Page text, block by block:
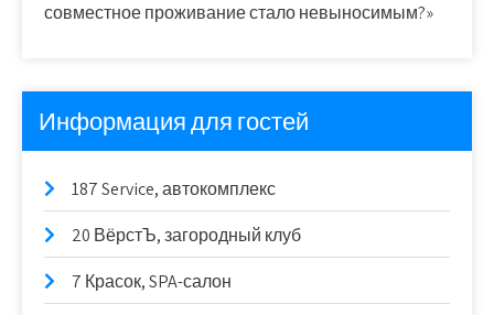
совместное проживание стало невыносимым?»
Информация для гостей
187 Service, автокомплекс
20 ВёрстЪ, загородный клуб
7 Красок, SPA-салон